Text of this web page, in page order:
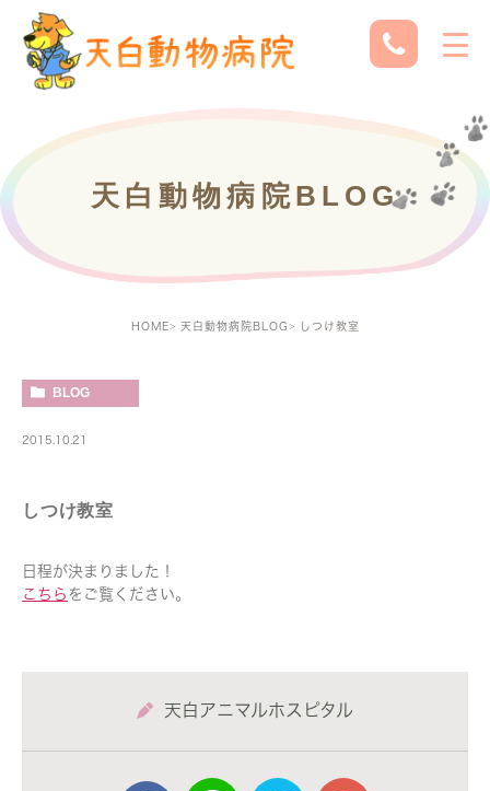
天白動物病院BLOG
HOME 天白動物病院BLOG しつけ教室
BLOG
2015.10.21
しつけ教室
日程が決まりました！
こちら をご覧ください。
天白アニマルホスピタル